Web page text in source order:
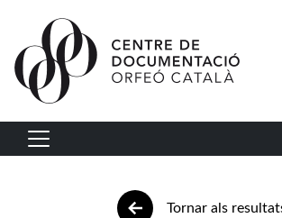
Vés al contingut
Navegació principal
Tornar als